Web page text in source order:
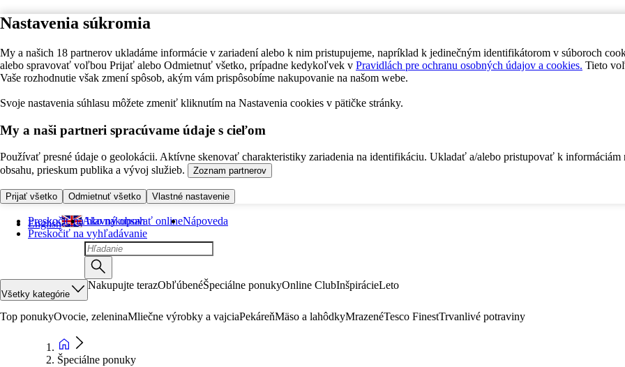
Nastavenia súkromia
My a našich 18 partnerov ukladáme informácie v zariadení alebo k nim pristupujeme, napríklad k jedinečným identifikátorom v súboroch
alebo spravovať voľbou Prijať alebo Odmietnuť všetko, prípadne kedykoľvek v Pravidlách pre ochranu osobných údajov a cookies. Tieto
Vaše rozhodnutie však zmení spôsob, akým vám prispôsobíme nakupovanie na našom webe.
Svoje nastavenia súhlasu môžete zmeniť kliknutím na Nastavenia cookies v pätičke stránky.
My a naši partneri spracúvame údaje s cieľom
Používať presné údaje o geolokácii. Aktívne skenovať charakteristiky zariadenia na identifikáciu. Ukladať a/alebo pristupovať k informáciám
obsahu, prieskum publika a vývoj služieb.
Zoznam partnerov
Prijať všetko Odmietnuť všetko Vlastné nastavenie
Preskočiť na hlavný obsah
Preskočiť na vyhľadávanie
English Ako nakupovať onlineNápoveda
Všetky kategórie
Nakupujte terazObľúbenéŠpeciálne ponukyOnline ClubInšpirácieLeto
Top ponukyOvocie, zeleninaMliečne výrobky a vajciaPekáreňMäso a lahôdkyMrazenéTesco FinestTrvanlivé potraviny
Špeciálne ponuky